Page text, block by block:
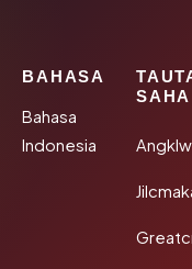
BAHASA
Bahasa
Indonesia